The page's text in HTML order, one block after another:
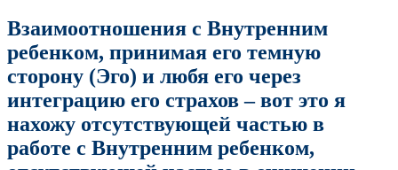
Взаимоотношения с Внутренним
ребенком, принимая его темную
сторону (Эго) и любя его через
интеграцию его страхов – вот это я
нахожу отсутствующей частью в
работе с Внутренним ребенком,